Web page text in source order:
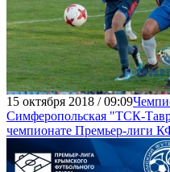
15 октября 2018 / 09:09
Симферопольская "ТСК-
чемпионате Премьер-лиги